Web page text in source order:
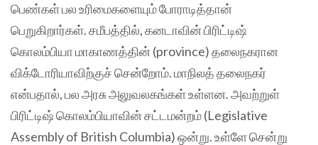
பெண்கள் பல உரிமைகளையும் போராடித்தான்
பெறுகிறார்கள். சமீபத்தில், கனடாவின் பிரிட்டிஷ்
கொலம்பியா மாகாணத்தின் (province) தலைநகரான
விக்டோரியாவிற்குச் சென்றோம். மாநிலத் தலைநகர்
என்பதால், பல அரசு அலுவலகங்கள் உள்ளன. அவற்றுள்
பிரிட்டிஷ் கொலம்பியாவின் சட்டமன்றம் (Legislative
Assembly of British Columbia) ஒன்று. உள்ளே சென்று